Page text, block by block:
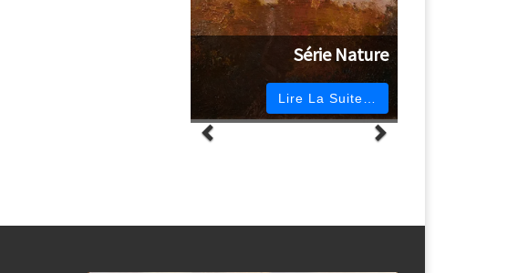
Série Nature
Lire La Suite…